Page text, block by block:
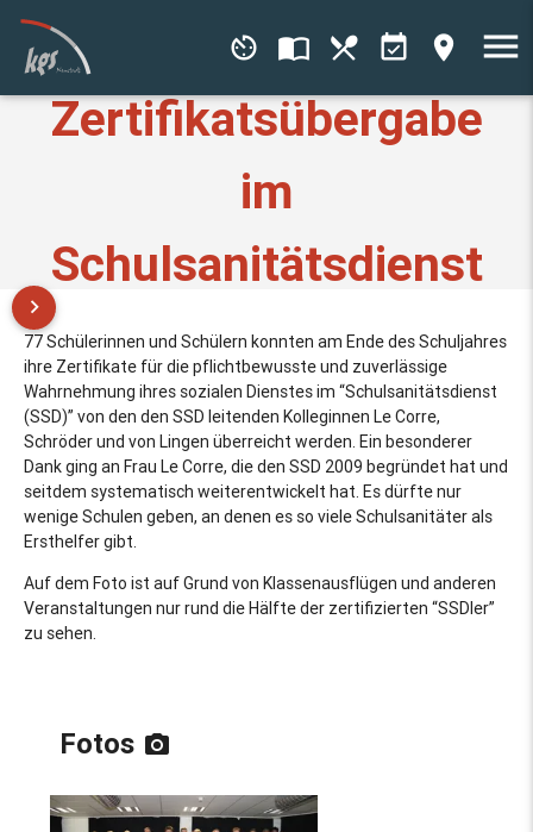
av_timer import_contacts local_dining event_available place menu
keyboard_arrow_right
Zertifikatsübergabe
im
Schulsanitätsdienst
77 Schülerinnen und Schülern konnten am Ende des Schuljahres
ihre Zertifikate für die pflichtbewusste und zuverlässige
Wahrnehmung ihres sozialen Dienstes im “Schulsanitätsdienst
(SSD)” von den den SSD leitenden Kolleginnen Le Corre,
Schröder und von Lingen überreicht werden. Ein besonderer
Dank ging an Frau Le Corre, die den SSD 2009 begründet hat und
seitdem systematisch weiterentwickelt hat. Es dürfte nur
wenige Schulen geben, an denen es so viele Schulsanitäter als
Ersthelfer gibt.
Auf dem Foto ist auf Grund von Klassenausflügen und anderen
Veranstaltungen nur rund die Hälfte der zertifizierten “SSDler”
zu sehen.
Fotos photo_camera